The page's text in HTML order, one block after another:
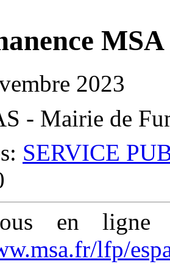
2023
- Mairie de
SERVICE
vous en
lfp/